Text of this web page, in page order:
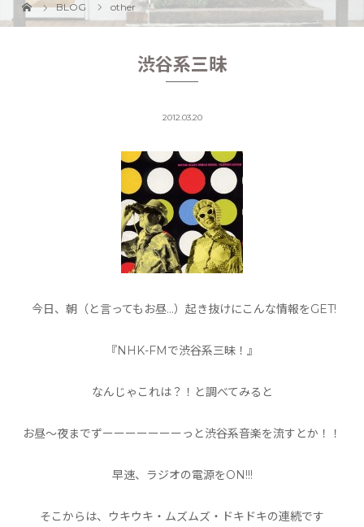
BLOG other
渋谷系三昧
2012.03.20
今日、朝（と言ってもお昼…）起き抜けにこんな情報をGET!
『NHK-FMで渋谷系三昧！』
なんじゃこれは？！と調べてみると
お昼〜夜までずーーーーーーーっと渋谷系音楽を流すとか！！
早速、ラジオの電源をON!!!
そこからは、ウキウキ・ムズムズ・ドキドキの連続です